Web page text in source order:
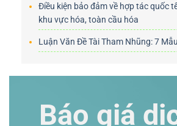
Điều kiện bảo đảm về hợp tác quốc
khu vực hóa, toàn cầu hóa
Luận Văn Đề Tài Tham Nhũng: 7
Báo giá